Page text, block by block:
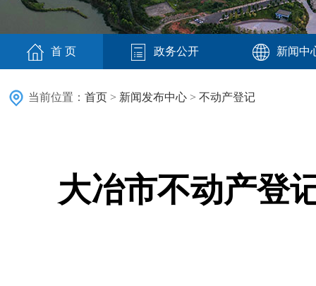
首 页 政务公开 新闻中
当前位置： 首页 > 新闻发布中心 > 不动产登记
大冶市不动产登